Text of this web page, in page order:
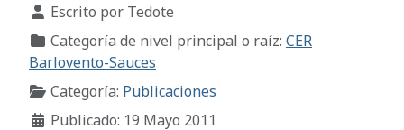
Detalles
Escrito por Tedote
Categoría de nivel principal o raíz: CER
Barlovento-Sauces
Categoría: Publicaciones
Publicado: 19 Mayo 2011